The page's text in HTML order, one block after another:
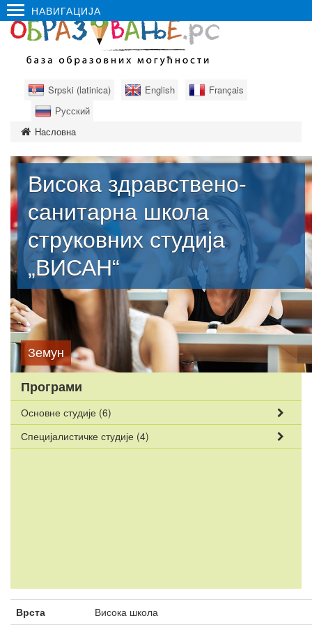
НАВИГАЦИЈА
Srpski (latinica) English
Français
Русский
Насловна
Висока здравствено-
санитарна школа
струковних студија
„ВИСАН“
Земун
Програми
Основне студије (6)
Специјалистичке студије (4)
Врста
Висока школа